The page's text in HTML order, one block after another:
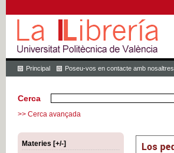
Principal Poseu-vos en contacte amb nosaltres
Cerca
>> Cerca avançada
Materies [+/-]